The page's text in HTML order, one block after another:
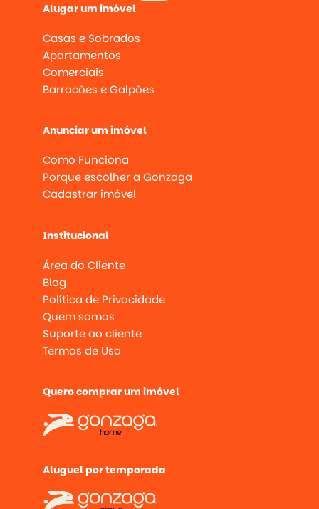
Alugar um imóvel
Casas e Sobrados
Apartamentos
Comerciais
Barracões e Galpões
Anunciar um imóvel
Como Funciona
Porque escolher a Gonzaga
Cadastrar imóvel
Institucional
Área do Cliente
Blog
Política de Privacidade
Quem somos
Suporte ao cliente
Termos de Uso
Quero comprar um imóvel
Aluguel por temporada